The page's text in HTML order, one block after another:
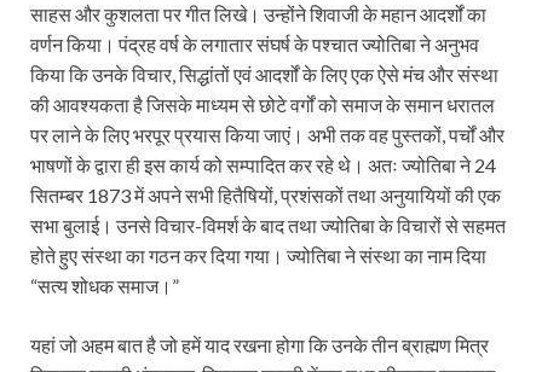
साहस और कुशलता पर गीत लिखे। उन्होंने शिवाजी के महान आदर्शों का
वर्णन किया। पंद्रह वर्ष के लगातार संघर्ष के पश्चात ज्योतिबा ने अनुभव
किया कि उनके विचार, सिद्धांतों एवं आदर्शों के लिए एक ऐसे मंच और संस्था
की आवश्यकता है जिसके माध्यम से छोटे वर्गों को समाज के समान धरातल
पर लाने के लिए भरपूर प्रयास किया जाएं। अभी तक वह पुस्तकों, पर्चों और
भाषणों के द्वारा ही इस कार्य को सम्पादित कर रहे थे। अतः ज्योतिबा ने 24
सितम्बर 1873 में अपने सभी हितैषियों, प्रशंसकों तथा अनुयायियों की एक
सभा बुलाई। उनसे विचार-विमर्श के बाद तथा ज्योतिबा के विचारों से सहमत
होते हुए संस्था का गठन कर दिया गया। ज्योतिबा ने संस्था का नाम दिया
“सत्य शोधक समाज।”
यहां जो अहम बात है जो हमें याद रखना होगा कि उनके तीन ब्राह्मण मित्र